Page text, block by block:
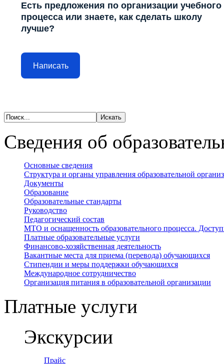
Есть предложения по организации учебного
процесса или знаете, как сделать школу
лучше?
Написать
Сведения об
Основные сведения
Структура и органы управления образовательной
Документы
Образование
Образовательные стандарты
Руководство
Педагогический состав
МТО и оснащенность образовательного процесса.
Платные образовательные услуги
Финансово-хозяйственная деятельность
Вакантные места для приема (перевода) обучающихся
Стипендии и меры поддержки обучающихся
Международное сотрудничество
Организация питания в образовательной организации
Платные услуги
Экскурсии
Прайс